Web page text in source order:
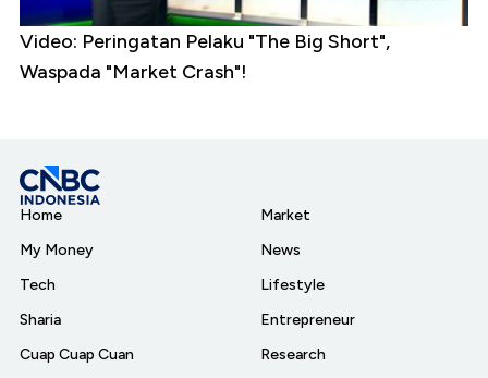
Video: Peringatan Pelaku "The Big Short",
Waspada "Market Crash"!
Home
My Money
Tech
Sharia
Cuap Cuap Cuan
Market
News
Lifestyle
Entrepreneur
Research